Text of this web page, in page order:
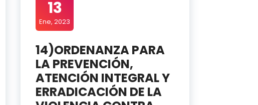
13
Ene, 2023
14)ORDENANZA PARA
LA PREVENCIÓN,
ATENCIÓN INTEGRAL Y
ERRADICACIÓN DE LA